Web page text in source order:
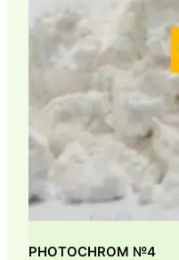
PHOTOCHROM №4